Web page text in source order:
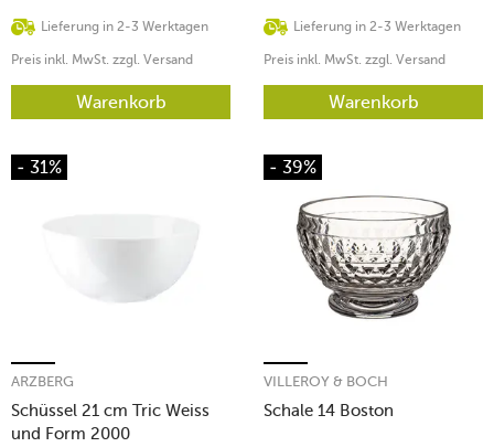
Lieferung in 2-3 Werktagen
Preis inkl. MwSt. zzgl. Versand
Warenkorb
Lieferung in 2-3 Werktagen
Preis inkl. MwSt. zzgl. Versand
Warenkorb
- 31%
Schüssel 21 cm Tric Weiss
und Form 2000
ARZBERG
- 39%
Schale 14 Boston
VILLEROY & BOCH